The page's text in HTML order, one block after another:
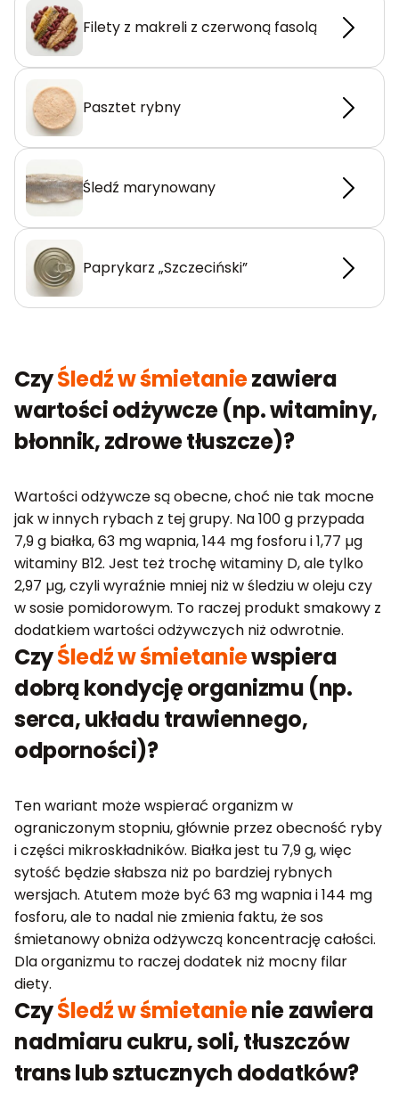
Filety z makreli z czerwoną fasolą
Pasztet rybny
Śledź marynowany
Paprykarz „Szczeciński”
CzyŚledź w śmietaniezawiera
wartości odżywcze (np. witaminy,
błonnik, zdrowe tłuszcze)?
Wartości odżywcze są obecne, choć nie tak mocne
jak w innych rybach z tej grupy. Na 100 g przypada
7,9 g białka, 63 mg wapnia, 144 mg fosforu i 1,77 µg
witaminy B12. Jest też trochę witaminy D, ale tylko
2,97 µg, czyli wyraźnie mniej niż w śledziu w oleju czy
w sosie pomidorowym. To raczej produkt smakowy z
dodatkiem wartości odżywczych niż odwrotnie.
CzyŚledź w śmietaniewspiera
dobrą kondycję organizmu (np.
serca, układu trawiennego,
odporności)?
Ten wariant może wspierać organizm w
ograniczonym stopniu, głównie przez obecność ryby
i części mikroskładników. Białka jest tu 7,9 g, więc
sytość będzie słabsza niż po bardziej rybnych
wersjach. Atutem może być 63 mg wapnia i 144 mg
fosforu, ale to nadal nie zmienia faktu, że sos
śmietanowy obniża odżywczą koncentrację całości.
Dla organizmu to raczej dodatek niż mocny filar
diety.
CzyŚledź w śmietanienie zawiera
nadmiaru cukru, soli, tłuszczów
trans lub sztucznych dodatków?